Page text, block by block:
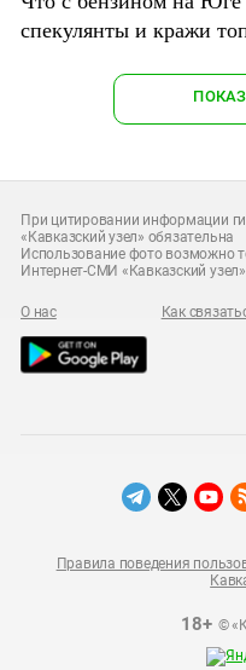
спекулянты и кражи
При цитировании информации
«Кавказский узел» обязательна
Использование фото возможно
Интернет-СМИ «Кавказский узел»
О нас Как
18+©
Правила поведения